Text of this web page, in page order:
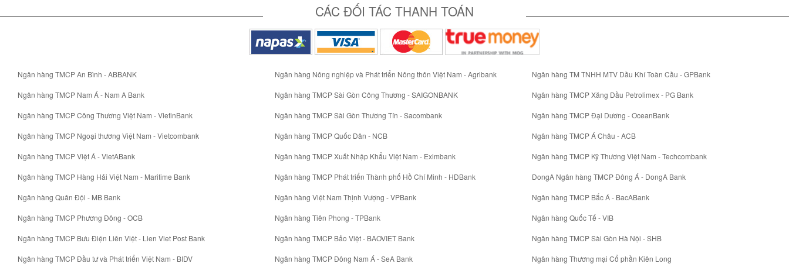
CÁC ĐỐI TÁC THANH TOÁN
Ngân hàng TMCP An Bình - ABBANK
Ngân hàng TMCP Nam Á - Nam A Bank
Ngân hàng TMCP Công Thương Việt Nam - VietinBank
Ngân hàng TMCP Ngoại thương Việt Nam - Vietcombank
Ngân hàng TMCP Việt Á - VietABank
Ngân hàng TMCP Hàng Hải Việt Nam - Maritime Bank
Ngân hàng Quân Đội - MB Bank
Ngân hàng TMCP Phương Đông - OCB
Ngân hàng TMCP Bưu Điện Liên Việt - Lien Viet Post Bank
Ngân hàng TMCP Đầu tư và Phát triển Việt Nam - BIDV
Ngân hàng Nông nghiệp và Phát triển Nông thôn Việt Nam - Agribank
Ngân hàng TMCP Sài Gòn Công Thương - SAIGONBANK
Ngân hàng TMCP Sài Gòn Thương Tín - Sacombank
Ngân hàng TMCP Quốc Dân - NCB
Ngân hàng TMCP Xuất Nhập Khẩu Việt Nam - Eximbank
Ngân hàng TMCP Phát triển Thành phố Hồ Chí Minh - HDBank
Ngân hàng Việt Nam Thịnh Vượng - VPBank
Ngân hàng Tiên Phong - TPBank
Ngân hàng TMCP Bảo Việt - BAOVIET Bank
Ngân hàng TMCP Đông Nam Á - SeA Bank
Ngân hàng TM TNHH MTV Dầu Khí Toàn Cầu - GPBank
Ngân hàng TMCP Xăng Dầu Petrolimex - PG Bank
Ngân hàng TMCP Đại Dương - OceanBank
Ngân hàng TMCP Á Châu - ACB
Ngân hàng TMCP Kỹ Thương Việt Nam - Techcombank
DongA Ngân hàng TMCP Đông Á - DongA Bank
Ngân hàng TMCP Bắc Á - BacABank
Ngân hàng Quốc Tế - VIB
Ngân hàng TMCP Sài Gòn Hà Nội - SHB
Ngân hàng Thương mại Cổ phần Kiên Long